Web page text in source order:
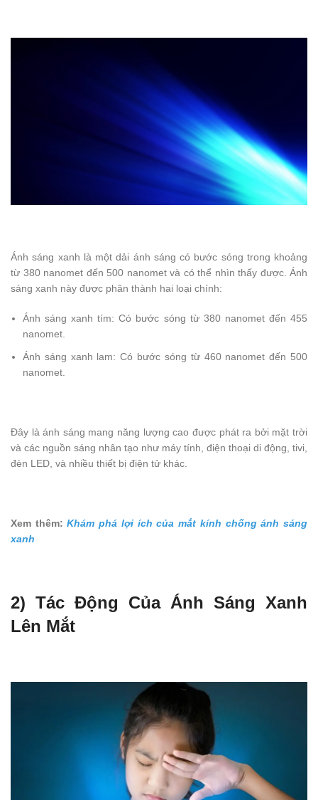
Ánh sáng xanh là một dải ánh sáng có bước sóng trong khoảng
từ 380 nanomet đến 500 nanomet và có thể nhìn thấy được. Ánh
sáng xanh này được phân thành hai loại chính:
Ánh sáng xanh tím: Có bước sóng từ 380 nanomet đến 455
nanomet.
Ánh sáng xanh lam: Có bước sóng từ 460 nanomet đến 500
nanomet.
Đây là ánh sáng mang năng lượng cao được phát ra bởi mặt trời
và các nguồn sáng nhân tạo như máy tính, điện thoại di động, tivi,
đèn LED, và nhiều thiết bị điện tử khác.
Xem thêm:Khám phá lợi ích của mắt kính chống ánh sáng
xanh
2) Tác Động Của Ánh Sáng Xanh
Lên Mắt